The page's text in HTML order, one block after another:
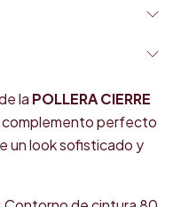
la POLLERA CIERRE
complemento perfecto
un look sofisticado y